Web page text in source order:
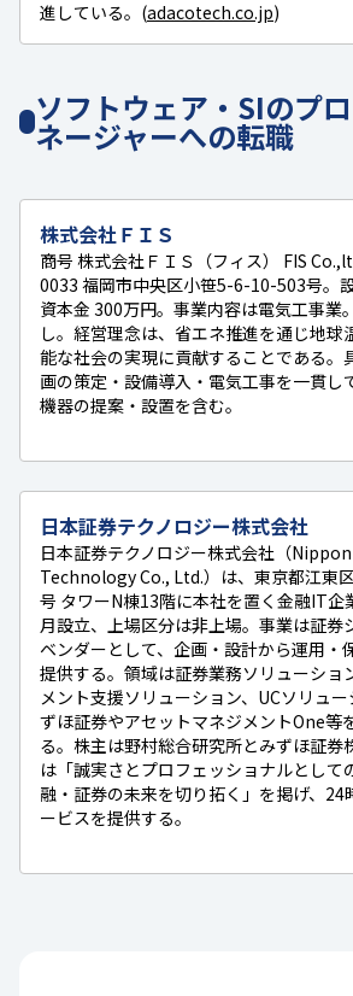
進している。(adacotech.co.jp)
ソフトウェア・SIのプ
ネージャーへの転職
株式会社ＦＩＳ
商号 株式会社ＦＩＳ（フィス） FIS
0033 福岡市中央区小笹5-6-10-503号。
資本金 300万円。事業内容は電気工事業
し。経営理念は、省エネ推進を通じ地球
能な社会の実現に貢献することである。
画の策定・設備導入・電気工事を一貫し
機器の提案・設置を含む。
日本証券テクノロジー株式会社
日本証券テクノロジー株式会社（
Technology Co., Ltd.）は、東京都江東
号 タワーN棟13階に本社を置く金融IT企
月設立、上場区分は非上場。事業は証券
ベンダーとして、企画・設計から運用・
提供する。領域は証券業務ソリューショ
メント支援ソリューション、UCソリュ
ずほ証券やアセットマネジメントOne等
る。株主は野村総合研究所とみずほ証券
は「誠実さとプロフェッショナルとして
融・証券の未来を切り拓く」を掲げ、24
ービスを提供する。